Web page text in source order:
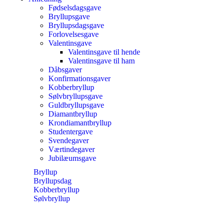
Fødselsdagsgave
Bryllupsgave
Bryllupsdagsgave
Forlovelsesgave
Valentinsgave
Valentinsgave til hende
Valentinsgave til ham
Dåbsgaver
Konfirmationsgaver
Kobberbryllup
Sølvbryllupsgave
Guldbryllupsgave
Diamantbryllup
Krondiamantbryllup
Studentergave
Svendegaver
Værtindegaver
Jubilæumsgave
Bryllup
Bryllupsdag
Kobberbryllup
Sølvbryllup